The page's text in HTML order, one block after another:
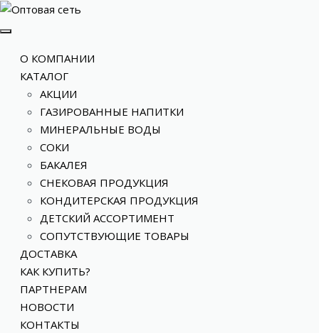
О КОМПАНИИ
КАТАЛОГ
АКЦИИ
ГАЗИРОВАННЫЕ НАПИТКИ
МИНЕРАЛЬНЫЕ ВОДЫ
СОКИ
БАКАЛЕЯ
СНЕКОВАЯ ПРОДУКЦИЯ
КОНДИТЕРСКАЯ ПРОДУКЦИЯ
ДЕТСКИЙ АССОРТИМЕНТ
СОПУТСТВУЮЩИЕ ТОВАРЫ
ДОСТАВКА
КАК КУПИТЬ?
ПАРТНЕРАМ
НОВОСТИ
КОНТАКТЫ